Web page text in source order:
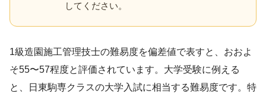
してください。
1級造園施工管理技士の難易度を偏差値で表すと、おおよ
そ55〜57程度と評価されています。大学受験に例える
と、日東駒専クラスの大学入試に相当する難易度です。特